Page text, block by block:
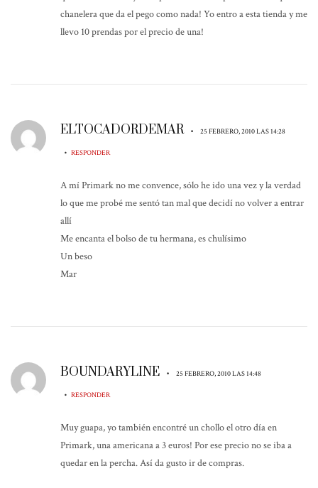
chanelera que da el pego como nada! Yo entro a esta tienda y me
llevo 10 prendas por el precio de una!
ELTOCADORDEMAR • 25 FEBRERO, 2010 LAS 14:28
• RESPONDER
A mí Primark no me convence, sólo he ido una vez y la verdad
lo que me probé me sentó tan mal que decidí no volver a entrar
allí
Me encanta el bolso de tu hermana, es chulísimo
Un beso
Mar
BOUNDARYLINE • 25 FEBRERO, 2010 LAS 14:48
• RESPONDER
Muy guapa, yo también encontré un chollo el otro día en
Primark, una americana a 3 euros! Por ese precio no se iba a
quedar en la percha. Así da gusto ir de compras.